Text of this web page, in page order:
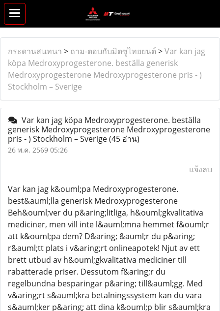
กระดานสนทนา > ถาม-ตอบกับมิตซูไทยยนต์ >Var kan jag
köpa Medroxyprogesterone. beställa generisk
Medroxyprogesterone Medroxyprogesterone pris - )
Stockholm – Sverige
Var kan jag köpa Medroxyprogesterone. beställa
generisk Medroxyprogesterone Medroxyprogesterone
pris - ) Stockholm – Sverige(45 อ่าน)
26 พ.ค. 2569 05:26
แจ้งลบ
Var kan jag k&ouml;pa Medroxyprogesterone.
best&auml;lla generisk Medroxyprogesterone
Beh&ouml;ver du p&aring;litliga, h&ouml;gkvalitativa
mediciner, men vill inte l&auml;mna hemmet f&ouml;r
att k&ouml;pa dem? D&aring; &auml;r du p&aring;
r&auml;tt plats i v&aring;rt onlineapotek! Njut av ett
brett utbud av h&ouml;gkvalitativa mediciner till
rabatterade priser. Dessutom f&aring;r du
regelbundna besparingar p&aring; till&auml;gg. Med
v&aring;rt s&auml;kra betalningssystem kan du vara
s&auml;ker p&aring; att dina k&ouml;p blir s&auml;kra